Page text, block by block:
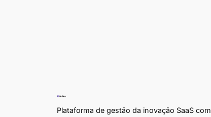
Plataforma de gestão da inovação SaaS com